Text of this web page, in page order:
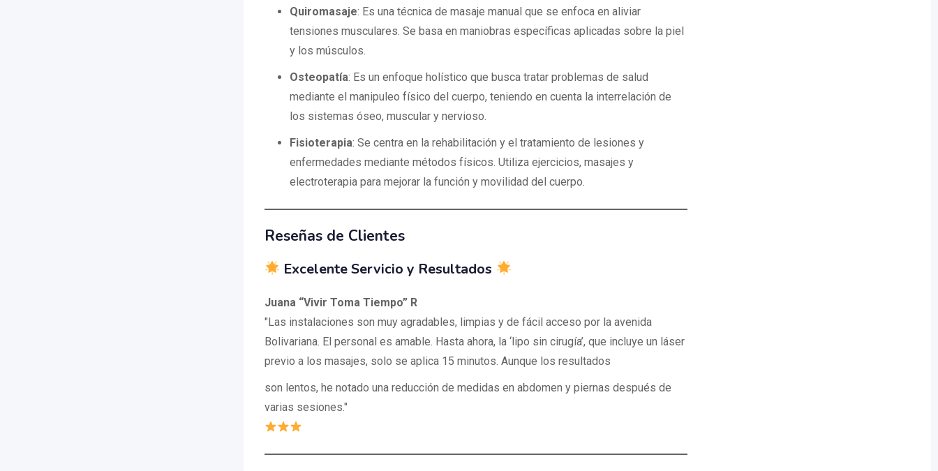
Quiromasaje: Es una técnica de masaje manual que se enfoca en aliviar
tensiones musculares. Se basa en maniobras específicas aplicadas sobre la piel
y los músculos.
Osteopatía: Es un enfoque holístico que busca tratar problemas de salud
mediante el manipuleo físico del cuerpo, teniendo en cuenta la interrelación de
los sistemas óseo, muscular y nervioso.
Fisioterapia: Se centra en la rehabilitación y el tratamiento de lesiones y
enfermedades mediante métodos físicos. Utiliza ejercicios, masajes y
electroterapia para mejorar la función y movilidad del cuerpo.
Reseñas de Clientes
Excelente Servicio y Resultados
Juana “Vivir Toma Tiempo” R
"Las instalaciones son muy agradables, limpias y de fácil acceso por la avenida
Bolivariana. El personal es amable. Hasta ahora, la ‘lipo sin cirugía’, que incluye un láser
previo a los masajes, solo se aplica 15 minutos. Aunque los resultados
son lentos, he notado una reducción de medidas en abdomen y piernas después de
varias sesiones."